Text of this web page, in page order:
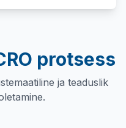
protsess
ja teaduslik